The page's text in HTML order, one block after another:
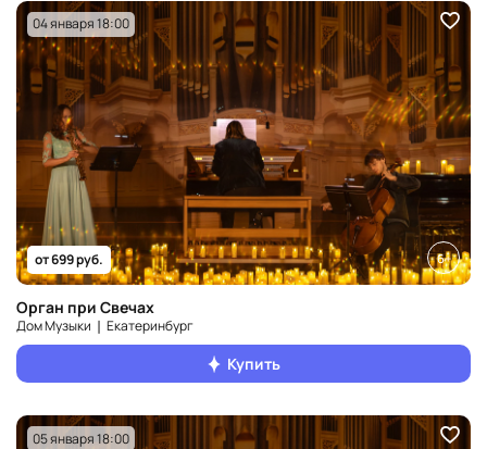
04 января 18:00
от 699 руб. 6+
Орган при Свечах
Дом Музыки ❘ Екатеринбург
Купить
05 января 18:00